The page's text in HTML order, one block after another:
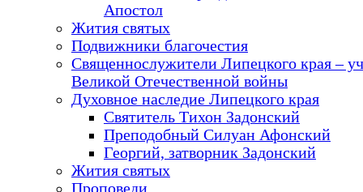
Апостол
Жития святых
Подвижники благочестия
Священнослужители Липецкого края –
Великой Отечественной войны
Духовное наследие Липецкого края
Святитель Тихон Задонский
Преподобный Силуан Афонский
Георгий, затворник Задонский
Жития святых
Проповеди